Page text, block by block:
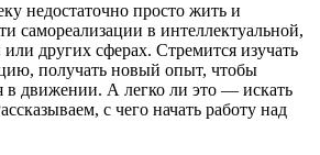
недостаточно просто жить и
самореализации в интеллектуальной,
других сферах. Стремится изучать
получать новый опыт, чтобы
в движении. А легко ли это — искать
с чего начать работу над